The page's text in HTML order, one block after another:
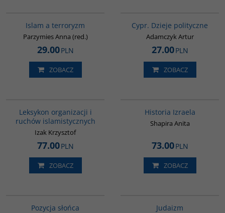
Islam a terroryzm
Parzymies Anna (red.)
29.00PLN
ZOBACZ
Cypr. Dzieje polityczne
Adamczyk Artur
27.00PLN
ZOBACZ
Leksykon organizacji i
ruchów islamistycznych
Izak Krzysztof
77.00PLN
ZOBACZ
Historia Izraela
Shapira Anita
73.00PLN
ZOBACZ
Pozycja słońca Judaizm